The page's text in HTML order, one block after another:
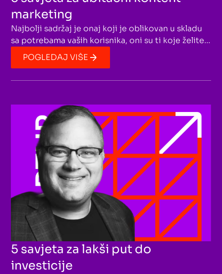
marketing
Najbolji sadržaj je onaj koji je oblikovan u skladu
sa potrebama vaših korisnika, oni su ti koje želite
privući na vaš sajt ili na vaše društvene mreže.
Razmislite kako se oni osjećaju. Razmislite koji su
POGLEDAJ VIŠE
5 savjeta za lakši put do
investicije